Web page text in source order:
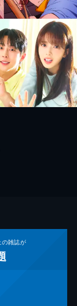
の雑誌が